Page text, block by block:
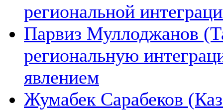
региональной
Парвиз Муллоджанов
региональную
явлением
Жумабек Сарабеков